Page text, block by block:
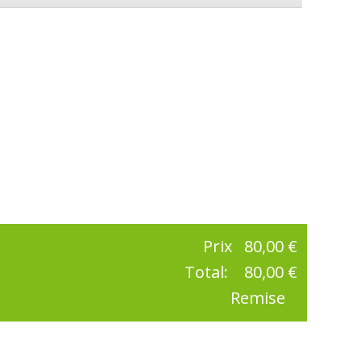
Prix
80,00 €
Total:
80,00 €
Remise